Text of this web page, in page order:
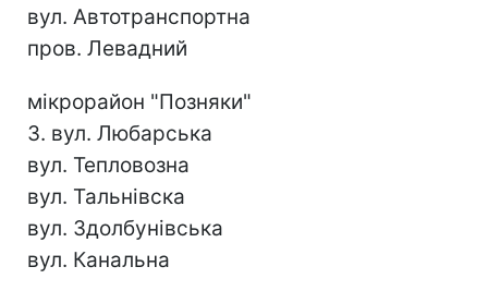
вул. Автотранспортна
пров. Левадний
мікрорайон "Позняки"
3. вул. Любарська
вул. Тепловозна
вул. Тальнівска
вул. Здолбунівська
вул. Канальна